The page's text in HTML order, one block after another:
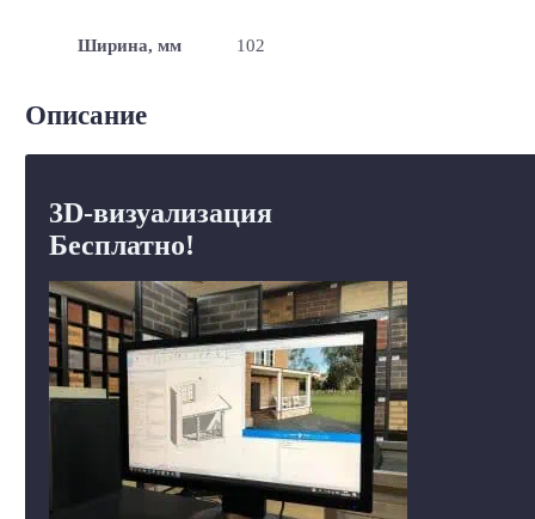
Ширина, мм 102
Описание
3D-визуализация
Бесплатно!